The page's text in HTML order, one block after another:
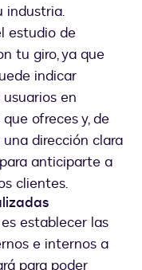
industria.
estudio de
tu giro, ya que
indicar
en
ofreces y, de
dirección clara
anticiparte a
clientes.
establecer las
e internos a
para poder